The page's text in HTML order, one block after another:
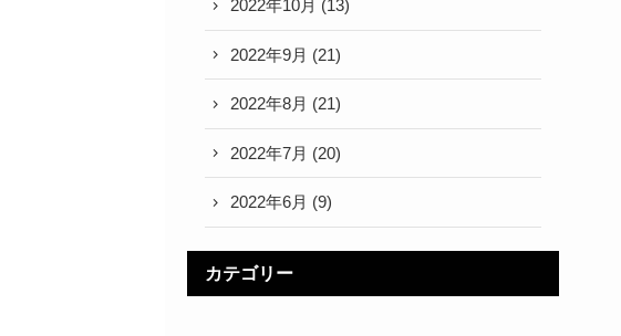
2022年10月 (13)
2022年9月 (21)
2022年8月 (21)
2022年7月 (20)
2022年6月 (9)
カテゴリー